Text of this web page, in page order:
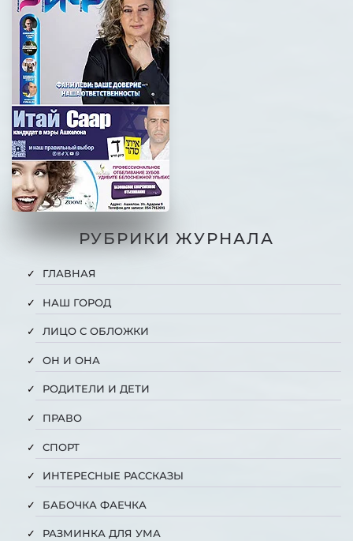
РУБРИКИ ЖУРНАЛА
ГЛАВНАЯ
НАШ ГОРОД
ЛИЦО С ОБЛОЖКИ
ОН И ОНА
РОДИТЕЛИ И ДЕТИ
ПРАВО
СПОРТ
ИНТЕРЕСНЫЕ РАССКАЗЫ
БАБОЧКА ФАЕЧКА
РАЗМИНКА ДЛЯ УМА